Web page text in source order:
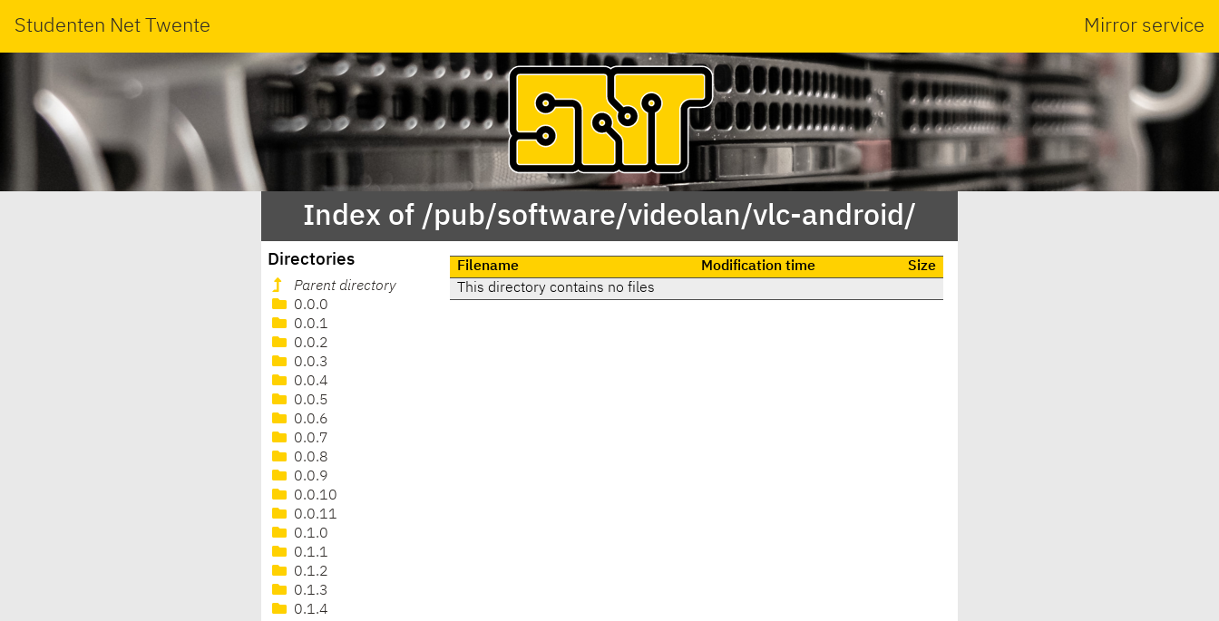
Studenten Net Twente Mirror service
Index of /pub/software/videolan/vlc-android/
Directories
Parent directory
0.0.0
0.0.1
0.0.2
0.0.3
0.0.4
0.0.5
0.0.6
0.0.7
0.0.8
0.0.9
0.0.10
0.0.11
0.1.0
0.1.1
0.1.2
0.1.3
0.1.4
Filename Modification time
Size
This directory contains no files